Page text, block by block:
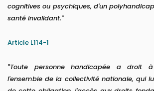
cognitives ou psychiques, d'un
santé invalidant."
Article L114-1
"Toute personne handicapée a droit
l'ensemble de la collectivité nationale, qui